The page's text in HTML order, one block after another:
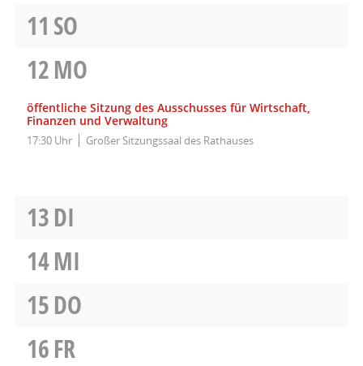
11 SO
12MO
öffentliche Sitzung des Ausschusses für Wirtschaft,
Finanzen und Verwaltung
17:30 Uhr Großer Sitzungssaal des Rathauses
13DI
14MI
15DO
16FR